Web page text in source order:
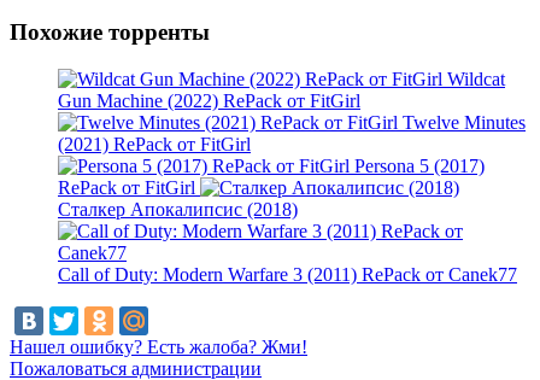
Похожие торренты
Wildcat
Gun Machine (2022) RePack от FitGirl
Twelve Minutes
(2021) RePack от FitGirl
Persona 5 (2017)
RePack от FitGirl
Сталкер Апокалипсис (2018)
Call of Duty: Modern Warfare 3 (2011) RePack от Canek77
Нашел ошибку? Есть жалоба? Жми!
Пожаловаться администрации